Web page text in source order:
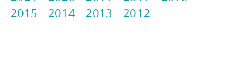
2015
2014 2013 2012